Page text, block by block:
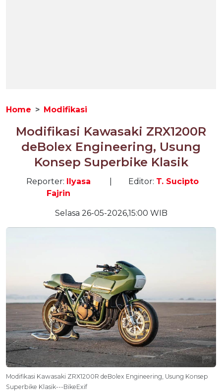
Home Modifikasi
Modifikasi Kawasaki ZRX1200R
deBolex Engineering, Usung
Konsep Superbike Klasik
Reporter: Ilyasa
Fajrin
Editor: T. Sucipto
Selasa 26-05-2026,15:00 WIB
Modifikasi Kawasaki ZRX1200R deBolex Engineering, Usung Konsep
Superbike Klasik---BikeExif